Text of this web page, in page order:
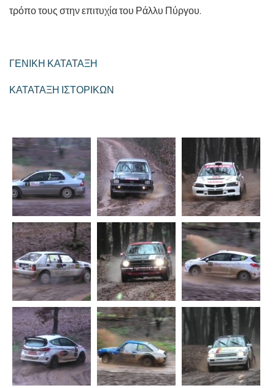
τρόπο τους στην επιτυχία του Ράλλυ Πύργου.
ΓΕΝΙΚΗ ΚΑΤΑΤΑΞΗ
ΚΑΤΑΤΑΞΗ ΙΣΤΟΡΙΚΩΝ